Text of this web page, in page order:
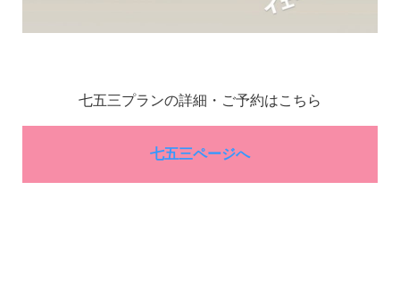
七五三プランの詳細・ご予約はこちら
七五三ページへ